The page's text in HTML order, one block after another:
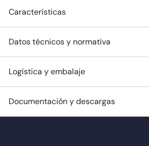
Características
Datos técnicos y normativa
Logística y embalaje
Documentación y descargas